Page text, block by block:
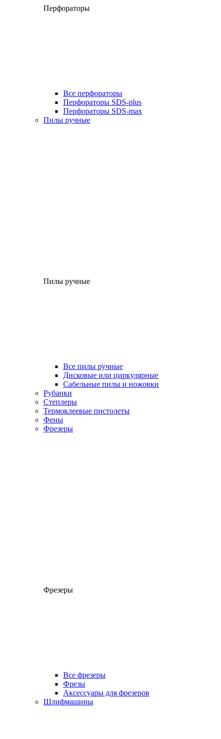
Перфораторы
Все перфораторы
Перфораторы SDS-plus
Перфораторы SDS-max
Пилы ручные
Пилы ручные
Все пилы ручные
Дисковые или циркулярные
Сабельные пилы и ножовки
Рубанки
Степлеры
Термоклеевые пистолеты
Фены
Фрезеры
Фрезеры
Все фрезеры
Фрезы
Аксессуары для фрезеров
Шлифмашины